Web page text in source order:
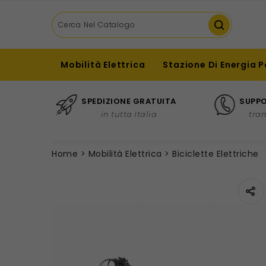
Mobilità Elettrica Stazione Di Energia
SPEDIZIONE GRATUITA
in tutta Italia
Home Mobilità Elettrica Biciclette Elettriche